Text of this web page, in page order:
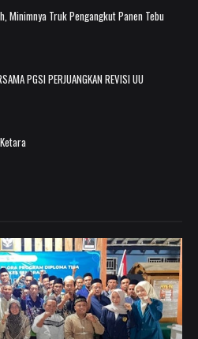
Minimnya Truk Pengangkut Panen Tebu
PGSI PERJUANGKAN REVISI UU